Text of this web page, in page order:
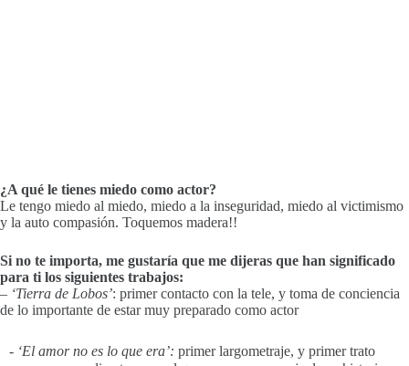
¿A qué le tienes miedo como actor?
Le tengo miedo al miedo, miedo a la inseguridad, miedo al victimismo
y la auto compasión. Toquemos madera!!
Si no te importa, me gustaría que me dijeras que han significado
para ti los siguientes trabajos:
– ‘Tierra de Lobos’: primer contacto con la tele, y toma de conciencia
de lo importante de estar muy preparado como actor
- ‘El amor no es lo que era’: primer largometraje, y primer trato